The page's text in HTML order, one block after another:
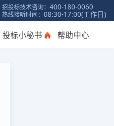
招投标技术咨询：400-180-0060
热线接听时间：08:30-17:00(工作日)
投标小秘书 帮助中心